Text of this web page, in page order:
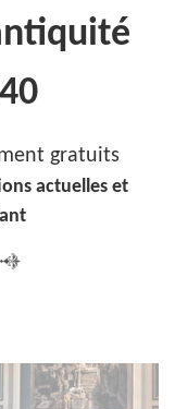
gratuits
actuelles et